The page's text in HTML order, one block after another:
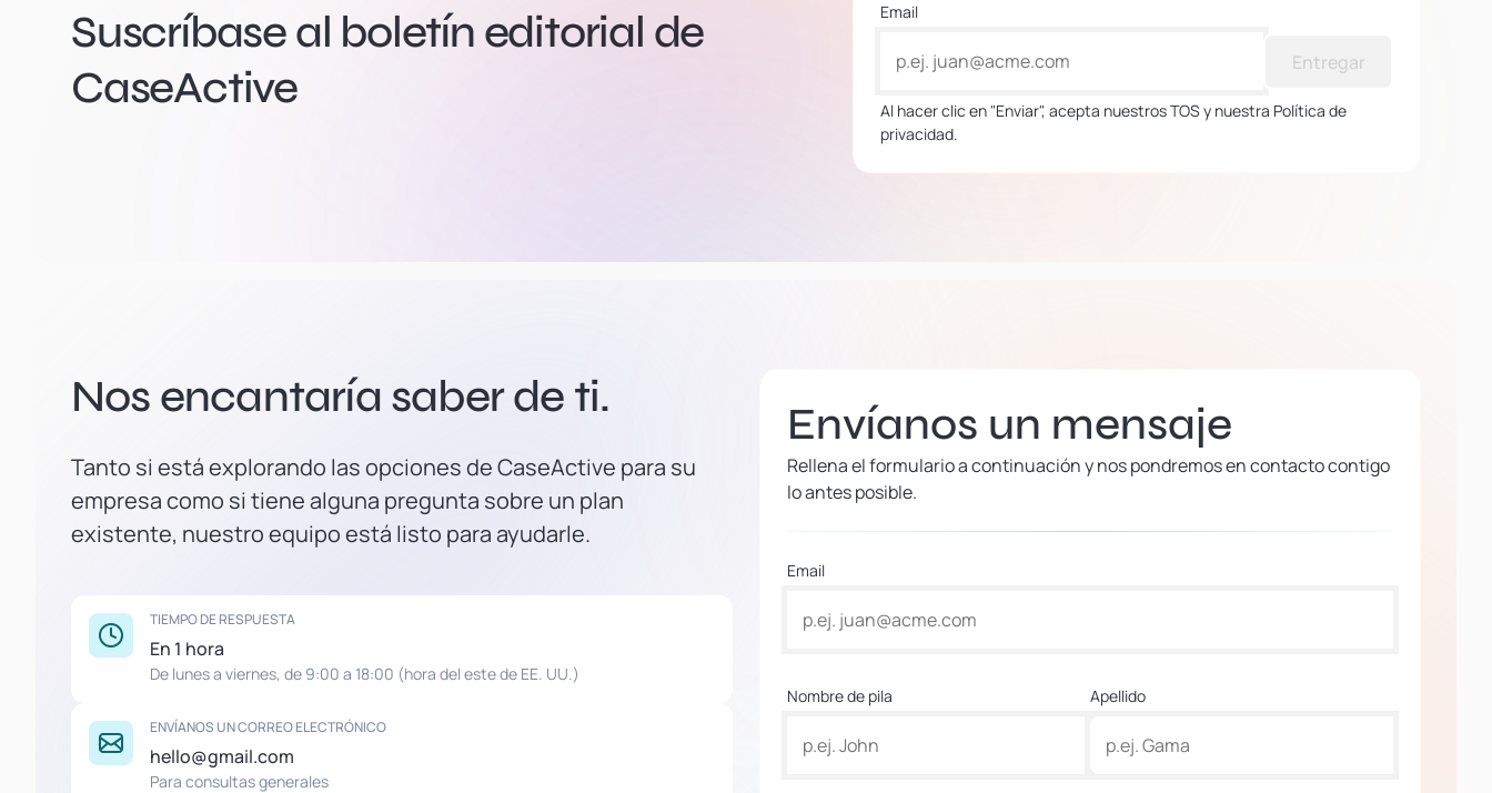
Suscríbase al boletín editorial de
CaseActive
Email
Entregar
Al hacer clic en "Enviar", acepta nuestros TOS y nuestra Política de
privacidad.
Nos encantaría saber de ti.
Tanto si está explorando las opciones de CaseActive para su
empresa como si tiene alguna pregunta sobre un plan
existente, nuestro equipo está listo para ayudarle.
TIEMPO DE RESPUESTA
En 1 hora
De lunes a viernes, de 9:00 a 18:00 (hora del este de EE. UU.)
ENVÍANOS UN CORREO ELECTRÓNICO
hello@gmail.com
Para consultas generales
Envíanos un mensaje
Rellena el formulario a continuación y nos pondremos en contacto contigo
lo antes posible.
Email
Nombre de pila Apellido